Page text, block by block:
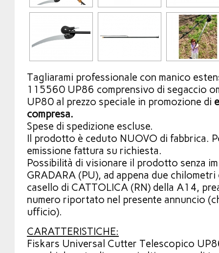
Tagliarami professionale con manico
115560 UP86 comprensivo di segaccio
UP80 al prezzo speciale in promozione di
compresa.
Spese di spedizione escluse.
Il prodotto è ceduto NUOVO di fabbrica.
emissione fattura su richiesta.
Possibilità di visionare il prodotto senza
GRADARA (PU), ad appena due chilometri
casello di CATTOLICA (RN) della A14,
numero riportato nel presente annuncio
ufficio).
CARATTERISTICHE:
Fiskars Universal Cutter Telescopico